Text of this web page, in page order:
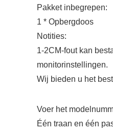
Pakket inbegrepen:
1 * Opbergdoos
Notities:
1-2CM-fout kan
monitorinstellingen.
Wij bieden u het
Voer het
Één traan en één